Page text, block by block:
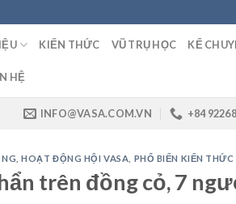
KIẾN THỨC VŨ TRỤ HỌC KỂ
HỆ
INFO@VASA.COM.VN +84
,HOẠT ĐỘNG HỘI VASA PHỔ BIẾN KIẾN THỨC
trên đồng cỏ, 7